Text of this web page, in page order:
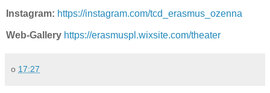
Instagram: https://instagram.com/tcd_erasmus_ozenna
Web-Gallery https://erasmuspl.wixsite.com/theater
о 17:27